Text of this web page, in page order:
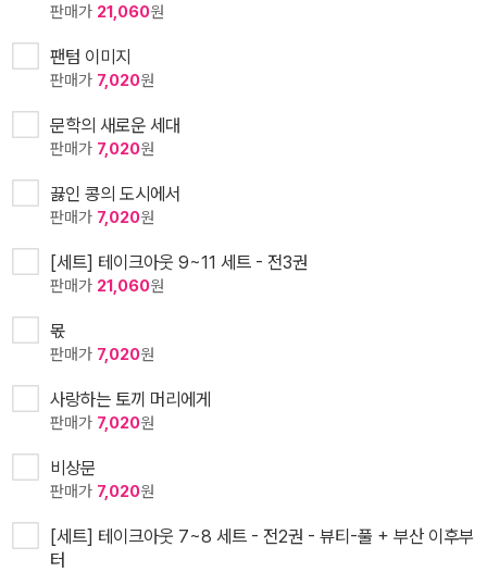
판매가 21,060원
팬텀 이미지
판매가 7,020원
문학의 새로운 세대
판매가 7,020원
끓인 콩의 도시에서
판매가 7,020원
[세트] 테이크아웃 9~11 세트 - 전3권
판매가 21,060원
몫
판매가 7,020원
사랑하는 토끼 머리에게
판매가 7,020원
비상문
판매가 7,020원
[세트] 테이크아웃 7~8 세트 - 전2권 - 뷰티-풀 + 부산 이후부
터